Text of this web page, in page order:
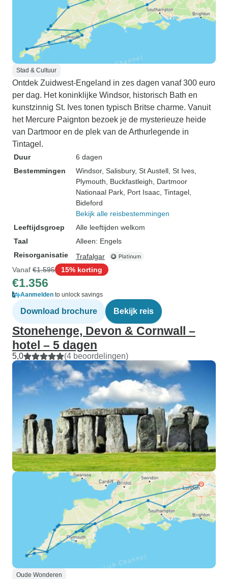
Stad & Cultuur
Ontdek Zuidwest-Engeland in zes dagen vanaf 300 euro
per dag. Het koninklijke Windsor, historisch Bath en
kunstzinnig St. Ives tonen typisch Britse charme. Vanuit
het Mercure Paignton bezoek je de mysterieuze heide
van Dartmoor en de plek van de Arthurlegende in
Tintagel.
Duur
6 dagen
Bestemmingen
Windsor, Salisbury, St Austell , St Ives
Plymouth , Buckfastleigh , Dartmoor
Nationaal Park , Port Isaac , Tintagel
Bideford
Bekijk alle reisbestemmingen
Leeftijdsgroep
Alle leeftijden welkom
Taal
Alleen: Engels
Reisorganisatie
Trafalgar
Vanaf €1.595 15% korting
€1.356
Aanmelden to unlock savings
Download brochure Bekijk reis
Stonehenge, Devon & Cornwall –
hotel – 5 dagen
5,0 (4 beoordelingen)
Oude Wonderen